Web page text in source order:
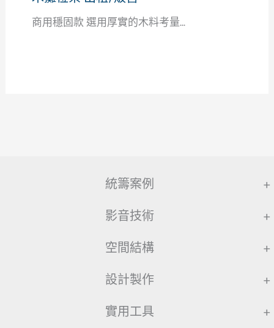
商用穩固款 選用厚實的木料考量...
統籌案例 +
影音技術 +
空間結構 +
設計製作 +
實用工具 +